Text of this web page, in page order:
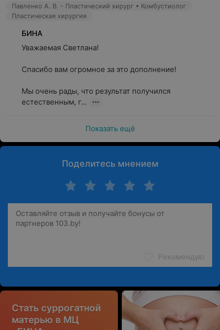
Павленко А. В. - Пластический хирург • Комбустиолог
Пластическая хирургия
БИНА
Уважаемая Светлана!
Спасибо вам огромное за это дополнение!
Мы очень рады, что результат получился
естественным, г...
Показать ещё
Поделитесь мнением
Рекомендую
Стать суррогатной
матерью в МЦ